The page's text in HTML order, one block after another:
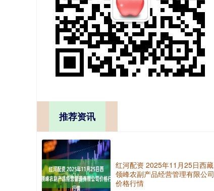
推荐资讯
红河配资 2025年11月25日西藏
领峰农副产品经营管理有限公司
价格行情